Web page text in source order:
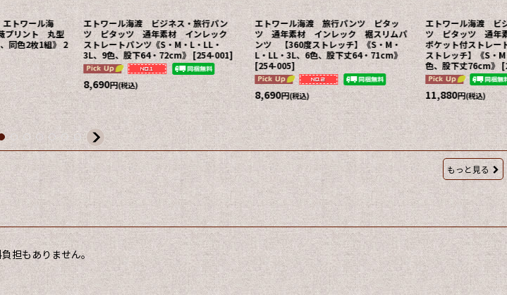
トワール海
プリント 丸型
同色2枚1組》 2
エトワール海渡 ビジネス・旅行パン
ツ ピタッツ 通年素材 インレック
ストレートパンツ《S・M・L・LL・
3L、9色、股下64・72cm》 [254-001]
8,690円(税込)
エトワール海渡 旅行パンツ ピタッ
ツ 通年素材 インレック 裾スリムパ
ンツ 【360度ストレッチ】《S・M・
L・LL・3L、6色、股下丈64・71cm》
[254-005]
8,690円(税込)
エトワール海渡 ビ
ツ ピタッツ 通年
ポケット付ストレ
ストレッチ】《S・
色、股下丈76cm》 [
11,880円(税込)
もっと見る
担もありません。